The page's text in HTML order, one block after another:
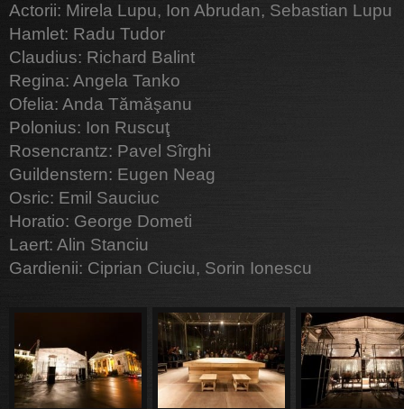
Actorii: Mirela Lupu, Ion Abrudan, Sebastian Lupu
Hamlet: Radu Tudor
Claudius: Richard Balint
Regina: Angela Tanko
Ofelia: Anda Tămăşanu
Polonius: Ion Ruscuţ
Rosencrantz: Pavel Sîrghi
Guildenstern: Eugen Neag
Osric: Emil Sauciuc
Horatio: George Dometi
Laert: Alin Stanciu
Gardienii: Ciprian Ciuciu, Sorin Ionescu